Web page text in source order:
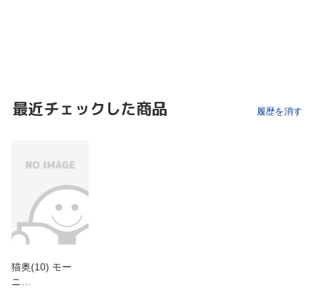
最近チェックした商品 履歴を消す
猫奥(10) モー
ニ…